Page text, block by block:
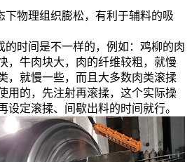
下物理组织膨松，有利于辅料的吸
的时间是不一样的，例如：鸡柳的肉
，牛肉块大，肉的纤维较粗，就慢
，就慢一些，而且大多数肉类滚揉
用的，先注射再滚揉，这个实际操
设定滚揉、间歇出料的时间就行。